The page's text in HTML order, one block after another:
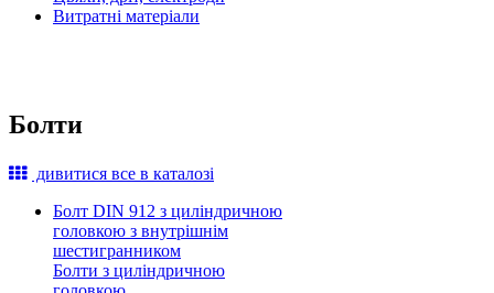
Витратні матеріали
Болти
дивитися все в каталозі
Болт DIN 912 з циліндричною
головкою з внутрішнім
шестигранником
Болти з циліндричною